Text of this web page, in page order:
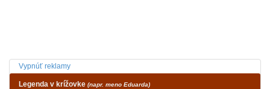
Vypnúť reklamy
Legenda v krížovke (napr. meno Eduarda)